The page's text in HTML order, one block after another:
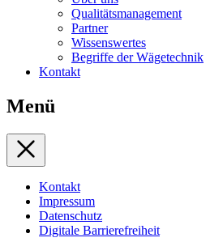
Qualitätsmanagement
Partner
Wissenswertes
Begriffe der Wägetechnik
Kontakt
Menü
Kontakt
Impressum
Datenschutz
Digitale Barrierefreiheit